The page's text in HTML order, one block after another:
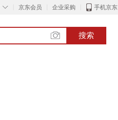
◇ 京东会员 企业采购 手机京东
搜索